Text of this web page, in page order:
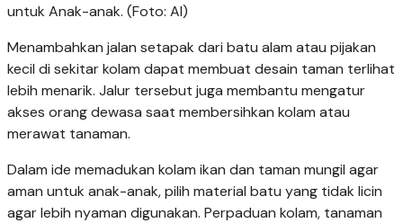
untuk Anak-anak. (Foto: AI)
Menambahkan jalan setapak dari batu alam atau pijakan
kecil di sekitar kolam dapat membuat desain taman terlihat
lebih menarik. Jalur tersebut juga membantu mengatur
akses orang dewasa saat membersihkan kolam atau
merawat tanaman.
Dalam ide memadukan kolam ikan dan taman mungil agar
aman untuk anak-anak, pilih material batu yang tidak licin
agar lebih nyaman digunakan. Perpaduan kolam, tanaman